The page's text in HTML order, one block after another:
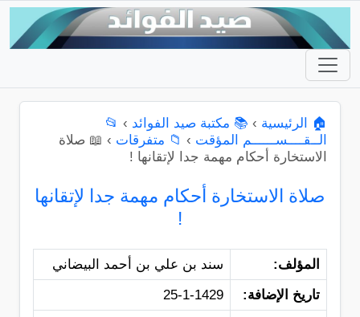
🏠 الرئيسية › 📚 مكتبة صيد الفوائد ›
📂
الــقــــســــــم المؤقت › 📁 متفرقات › 📖 صلاة
الاستخارة أحكام مهمة جدا لإتقانها !
صلاة الاستخارة أحكام مهمة جدا لإتقانها
!
المؤلف:
سند بن علي بن أحمد البيضاني
تاريخ الإضافة:
25-1-1429